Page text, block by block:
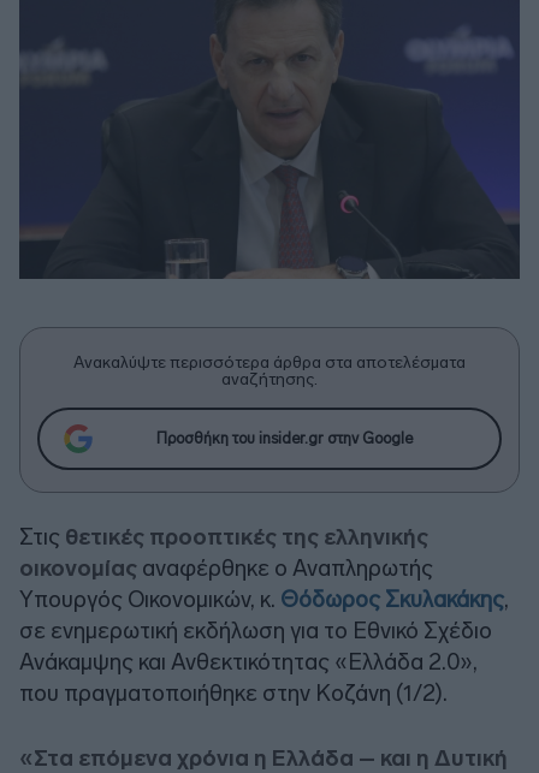
Ανακαλύψτε περισσότερα άρθρα στα αποτελέσματα
αναζήτησης.
Προσθήκη του insider.gr στην Google
Στις θετικές προοπτικές της ελληνικής
οικονομίας αναφέρθηκε ο Αναπληρωτής
Υπουργός Οικονομικών, κ. Θόδωρος Σκυλακάκης,
σε ενημερωτική εκδήλωση για το Εθνικό Σχέδιο
Ανάκαμψης και Ανθεκτικότητας «Ελλάδα 2.0»,
που πραγματοποιήθηκε στην Κοζάνη (1/2).
«Στα επόμενα χρόνια η Ελλάδα – και η Δυτική